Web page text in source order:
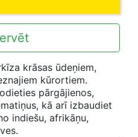
krāsas ūdeņiem,
kūrortiem.
pārgājienos,
kā arī izbaudiet
indiešu, afrikāņu,